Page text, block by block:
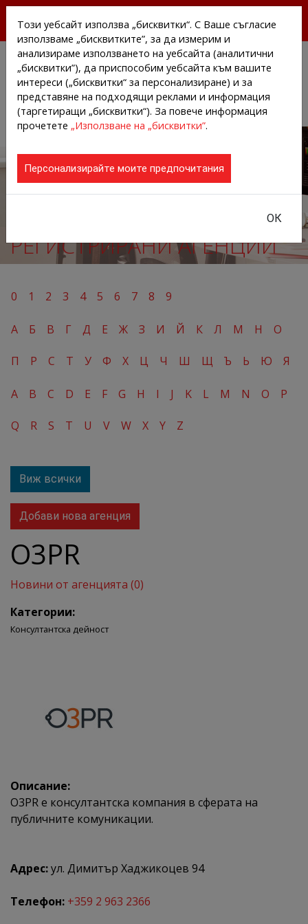
АГЕНЦИИТЕ И КОМПАНИИТЕ
РЕГИСТРИРАНИ АГЕНЦИИ
0 1 2 3 4 5 6 7 8 9
А Б В Г Д Е Ж З И Й К Л М Н О
П Р С Т У Ф Х Ц Ч Ш Щ Ъ Ь Ю Я
A B C D E F G H I J K L M N O P
Q R S T U V W X Y Z
Виж всички
Добави нова агенция
O3PR
Новини от агенцията (0)
Категории:
Консултантска дейност
Описание:
O3PR е консултантска компания в сферата на
публичните комуникации.
Адрес:ул. Димитър Хаджикоцев 94
Телефон: +359 2 963 2366
Този уебсайт използва „бисквитки“. С Ваше съгласие
използваме „бисквитките”, за да измерим и
анализираме използването на уебсайта (аналитични
„бисквитки”), да приспособим уебсайта към вашите
интереси („бисквитки“ за персонализиране) и за
представяне на подходящи реклами и информация
(таргетиращи „бисквитки“). За повече информация
прочетете „Използване на „бисквитки”.
Персонализирайте моите предпочитания
ОК